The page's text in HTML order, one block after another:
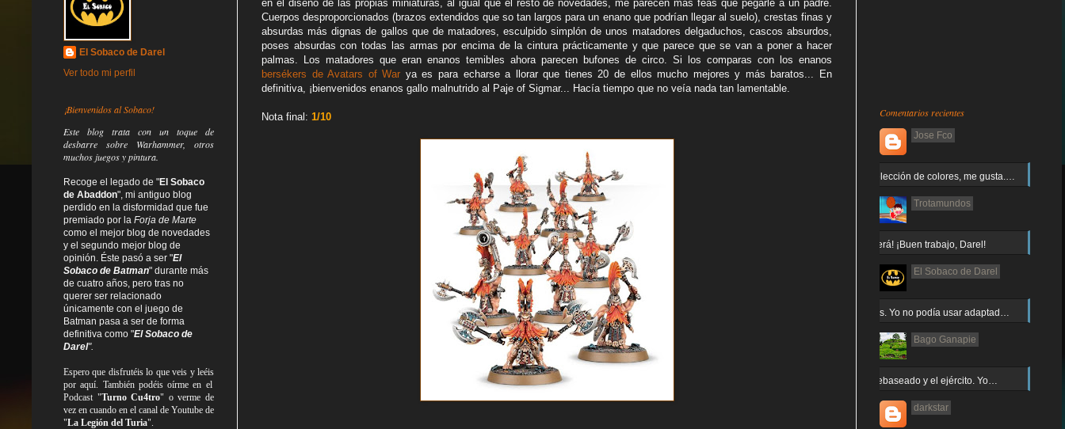
en el diseño de las propias miniaturas, al igual que el resto de novedades, me parecen más feas que pegarle a un padre.
Cuerpos desproporcionados (brazos extendidos que so tan largos para un enano que podrían llegar al suelo), crestas finas y
absurdas más dignas de gallos que de matadores, esculpido simplón de unos matadores delgaduchos, cascos absurdos,
poses absurdas con todas las armas por encima de la cintura prácticamente y que parece que se van a poner a hacer
palmas. Los matadores que eran enanos temibles ahora parecen bufones de circo. Si los comparas con los enanos
bersékers de Avatars of War ya es para echarse a llorar que tienes 20 de ellos mucho mejores y más baratos... En
definitiva, ¡bienvenidos enanos gallo malnutrido al Paje of Sigmar... Hacía tiempo que no veía nada tan lamentable.
Nota final: 1/10
El Sobaco de Darel
Ver todo mi perfil
¡Bienvenidos al Sobaco!
Este blog trata con un toque de
desbarre sobre Warhammer, otros
muchos juegos y pintura.
Recoge el legado de "El Sobaco
de Abaddon", mi antiguo blog
perdido en la disformidad que fue
premiado por la Forja de Marte
como el mejor blog de novedades
y el segundo mejor blog de
opinión. Éste pasó a ser "El
Sobaco de Batman" durante más
de cuatro años, pero tras no
querer ser relacionado
únicamente con el juego de
Batman pasa a ser de forma
definitiva como "El Sobaco de
Darel".
Espero que disfrutéis lo queveis yleéis
por aquí. También podéis oírme en el
Podcast "Turno Cu4tro" o verme de
vez en cuando en el canal de Youtube de
"La Legión del Turia".
Comentarios recientes
Jose Fco
Muy buena elección de colores, me gusta.…
Trotamundos
¡Arnor no caerá! ¡Buen trabajo, Darel!
El Sobaco de Darel
Jajaja gracias. Yo no podía usar adaptad…
Bago Ganapie
Increíble el rebaseado y el ejército. Yo…
darkstar